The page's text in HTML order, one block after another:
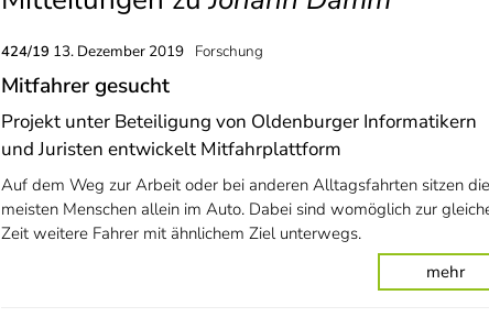
424/19 13. Dezember 2019 Forschung
Mitfahrer gesucht
Projekt unter Beteiligung von Oldenburger Informatikern
und Juristen entwickelt Mitfahrplattform
Auf dem Weg zur Arbeit oder bei anderen Alltagsfahrten sitzen die
meisten Menschen allein im Auto. Dabei sind womöglich zur
Zeit weitere Fahrer mit ähnlichem Ziel unterwegs.
mehr